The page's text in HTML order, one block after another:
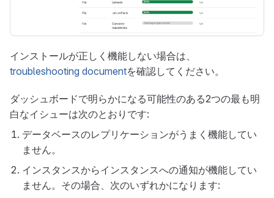
インストールが正しく機能しない場合は、
troubleshooting documentを確認してください。
ダッシュボードで明らかになる可能性のある2つの最も明
白なイシューは次のとおりです:
データベースのレプリケーションがうまく機能してい
ません。
インスタンスからインスタンスへの通知が機能してい
ません。その場合、次のいずれかになります: